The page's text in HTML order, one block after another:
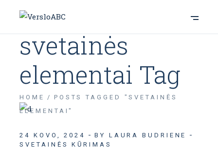
svetainės
elementai Tag
HOME
POSTS TAGGED "SVETAINĖS
ELEMENTAI"
24 KOVO, 2024
BY LAURA BUDRIENE
SVETAINĖS KŪRIMAS